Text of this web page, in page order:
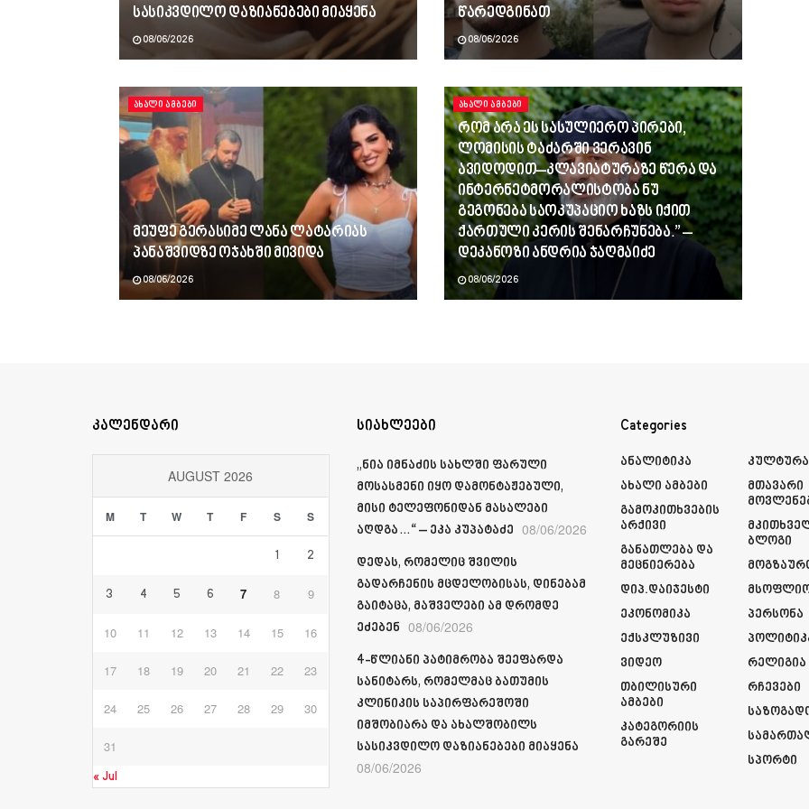
სასიკვდილო დაზიანებები მიაყენა
08/06/2026
წარედგინათ
08/06/2026
ᲐᲮᲐᲚᲘ ᲐᲛᲑᲔᲑᲘ
მეუფე გერასიმე ლანა ლატარიას
პანაშვიდზე ოჯახში მივიდა
08/06/2026
ᲐᲮᲐᲚᲘ ᲐᲛᲑᲔᲑᲘ
რომ არა ეს სასულიერო პირები,
ლომისის ტაძარში ვერავინ
ავიდოდით–კლავიატურაზე წერა და
ინტერნეტმორალისტობა ნუ
გეგონება საოკუპაციო ხაზს იქით
ქართული კერის შენარჩუნება.” –
დეკანოზი ანდრია ჯაღმაიძე
08/06/2026
კალენდარი
AUGUST 2026
M T W T F S S
1 2
3 4 5 6 7 8 9
10 11 12 13 14 15 16
17 18 19 20 21 22 23
24 25 26 27 28 29 30
31
« Jul
სიახლეები
„ნია იმნაძის სახლში ფარული
მოსასმენი იყო დამონტაჟებული,
მისი ტელეფონიდან მასალები
აღდგა…“ – ეკა კუპატაძე 08/06/2026
დედას, რომელიც შვილის
გადარჩენის მცდელობისას, დინებამ
გაიტაცა, მაშველები ამ დრომდე
ეძებენ 08/06/2026
4-წლიანი პატიმრობა შეეფარდა
სანიტარს, რომელმაც ბათუმის
კლინიკის საპირფარეშოში
იმშობიარა და ახალშობილს
სასიკვდილო დაზიანებები მიაყენა
08/06/2026
Categories
Ანალიტიკა
Ახალი Ამბები
Გამოკითხვების
Არქივი
Განათლება Და
Მეცნიერება
Დიპ.დაიჯესტი
Ეკონომიკა
Ექსკლუზივი
Ვიდეო
Თბილისური
Ამბები
Კატეგორიის
Გარეშე
Კულტურა
Მთავარი
Ბლოგი
Პერსონა
Რელიგია
Რჩევები
Სპორტი